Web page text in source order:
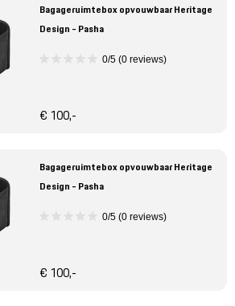
Bagageruimtebox opvouwbaar Heritage
Design - Pasha
0/5 (0 reviews)
€ 100,-
Bagageruimtebox opvouwbaar Heritage
Design - Pasha
0/5 (0 reviews)
€ 100,-